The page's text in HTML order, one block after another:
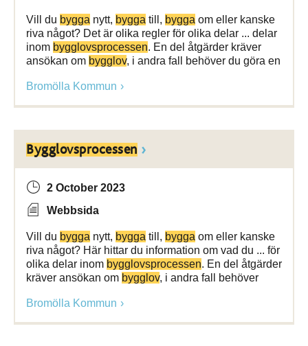
Vill du bygga nytt, bygga till, bygga om eller kanske
riva något? Det är olika regler för olika delar ... delar
inom bygglovsprocessen. En del åtgärder kräver
ansökan om bygglov, i andra fall behöver du göra en
Bromölla Kommun
Bygglovsprocessen
2 October 2023
Webbsida
Vill du bygga nytt, bygga till, bygga om eller kanske
riva något? Här hittar du information om vad du ... för
olika delar inom bygglovsprocessen. En del åtgärder
kräver ansökan om bygglov, i andra fall behöver
Bromölla Kommun